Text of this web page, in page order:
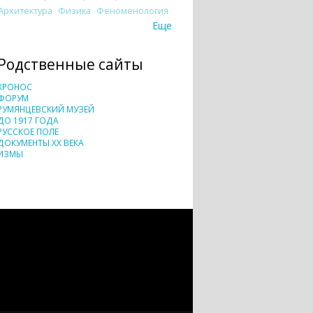
Физика Феноменология
Еще
сайты
МУЗЕЙ
1917 ГОДА
ПОЛЕ
XX ВЕКА